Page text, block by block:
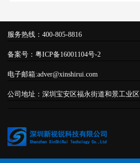
服务热线：400-805-8816
备案号： 粤ICP备16001104号-2
电子邮箱:adver@xinshirui.com
公司地址：深圳宝安区福永街道和景工业